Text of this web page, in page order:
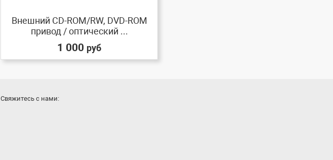
Внешний CD-ROM/RW, DVD-ROM
привод / оптический ...
1 000 руб
Cвяжитесь с нами: